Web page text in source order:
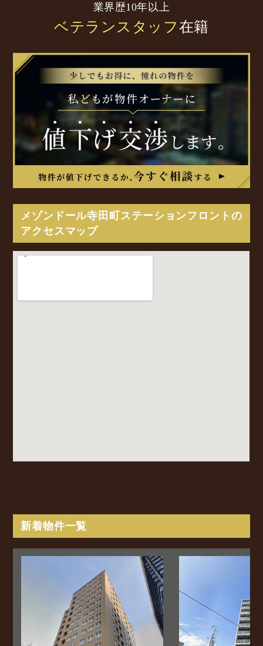
業界歴10年以上
ベテランスタッフ在籍
メゾンドール寺田町ステーションフロントの
アクセスマップ
新着物件一覧